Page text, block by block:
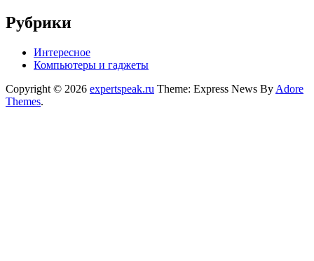
Рубрики
Интересное
Компьютеры и гаджеты
Copyright © 2026 expertspeak.ru Theme: Express News By Adore
Themes.